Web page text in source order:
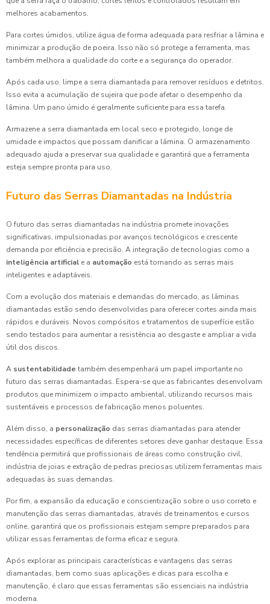
melhores acabamentos.
Para cortes úmidos, utilize água de forma adequada para resfriar a lâmina e
minimizar a produção de poeira. Isso não só protege a ferramenta, mas
também melhora a qualidade do corte e a segurança do operador.
Após cada uso, limpe a serra diamantada para remover resíduos e detritos.
Isso evita a acumulação de sujeira que pode afetar o desempenho da
lâmina. Um pano úmido é geralmente suficiente para essa tarefa.
Armazene a serra diamantada em local seco e protegido, longe de
umidade e impactos que possam danificar a lâmina. O armazenamento
adequado ajuda a preservar sua qualidade e garantirá que a ferramenta
esteja sempre pronta para uso.
Futuro das Serras Diamantadas na Indústria
O futuro das serras diamantadas na indústria promete inovações
significativas, impulsionadas por avanços tecnológicos e crescente
demanda por eficiência e precisão. A integração de tecnologias como a
inteligência artificial e a automação está tornando as serras mais
inteligentes e adaptáveis.
Com a evolução dos materiais e demandas do mercado, as lâminas
diamantadas estão sendo desenvolvidas para oferecer cortes ainda mais
rápidos e duráveis. Novos compósitos e tratamentos de superfície estão
sendo testados para aumentar a resistência ao desgaste e ampliar a vida
útil dos discos.
A sustentabilidade também desempenhará um papel importante no
futuro das serras diamantadas. Espera-se que as fabricantes desenvolvam
produtos que minimizem o impacto ambiental, utilizando recursos mais
sustentáveis e processos de fabricação menos poluentes.
Além disso, a personalização das serras diamantadas para atender
necessidades específicas de diferentes setores deve ganhar destaque. Essa
tendência permitirá que profissionais de áreas como construção civil,
indústria de joias e extração de pedras preciosas utilizem ferramentas mais
adequadas às suas demandas.
Por fim, a expansão da educação e conscientização sobre o uso correto e
manutenção das serras diamantadas, através de treinamentos e cursos
online, garantirá que os profissionais estejam sempre preparados para
utilizar essas ferramentas de forma eficaz e segura.
Após explorar as principais características e vantagens das serras
diamantadas, bem como suas aplicações e dicas para escolha e
manutenção, é claro que essas ferramentas são essenciais na indústria
moderna.